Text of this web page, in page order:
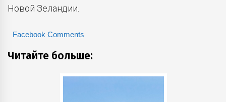
Новой Зеландии.
Facebook Comments
Читайте больше: